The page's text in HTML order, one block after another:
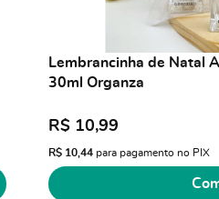
Lembrancinha de Natal
30ml Organza
R$ 10,99
R$ 10,44para pagamento no PIX